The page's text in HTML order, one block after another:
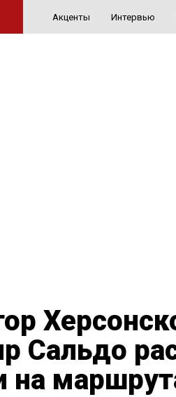
Акценты Интервью
Сальдо
на